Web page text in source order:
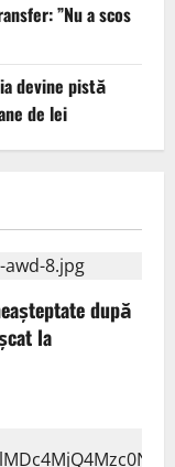
”Nu a scos
devine pistă
de lei
după
la